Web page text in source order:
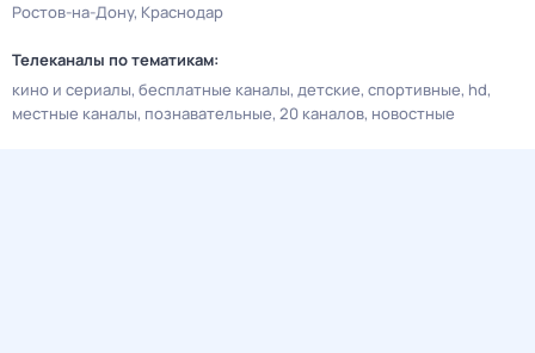
Ростов-на-Дону Краснодар
Телеканалы по тематикам:
кино и сериалы бесплатные каналы детские спортивные hd
местные каналы познавательные 20 каналов новостные